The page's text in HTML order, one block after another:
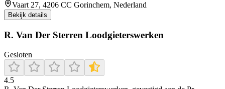
Vaart 27, 4206 CC Gorinchem, Nederland
Bekijk details
R. Van Der Sterren Loodgieterswerken
Gesloten
4.5